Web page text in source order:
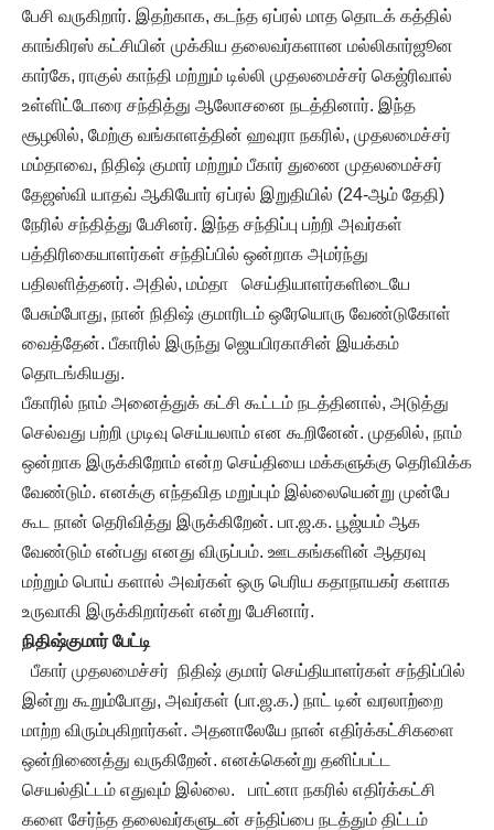
பேசி வருகிறார். இதற்காக, கடந்த ஏப்ரல் மாத தொடக் கத்தில்
காங்கிரஸ் கட்சியின் முக்கிய தலைவர்களான மல்லிகார்ஜூன
கார்கே, ராகுல் காந்தி மற்றும் டில்லி முதலமைச்சர் கெஜ்ரிவால்
உள்ளிட்டோரை சந்தித்து ஆலோசனை நடத்தினார். இந்த
சூழலில், மேற்கு வங்காளத்தின் ஹவுரா நகரில், முதலமைச்சர்
மம்தாவை, நிதிஷ் குமார் மற்றும் பீகார் துணை முதலமைச்சர்
தேஜஸ்வி யாதவ் ஆகியோர் ஏப்ரல் இறுதியில் (24-ஆம் தேதி)
நேரில் சந்தித்து பேசினர். இந்த சந்திப்பு பற்றி அவர்கள்
பத்திரிகையாளர்கள் சந்திப்பில் ஒன்றாக அமர்ந்து
பதிலளித்தனர். அதில், மம்தா செய்தியாளர்களிடையே
பேசும்போது, நான் நிதிஷ் குமாரிடம் ஒரேயொரு வேண்டுகோள்
வைத்தேன். பீகாரில் இருந்து ஜெயபிரகாசின் இயக்கம்
தொடங்கியது.
பீகாரில் நாம் அனைத்துக் கட்சி கூட்டம் நடத்தினால், அடுத்து
செல்வது பற்றி முடிவு செய்யலாம் என கூறினேன். முதலில், நாம்
ஒன்றாக இருக்கிறோம் என்ற செய்தியை மக்களுக்கு தெரிவிக்க
வேண்டும். எனக்கு எந்தவித மறுப்பும் இல்லையென்று முன்பே
கூட நான் தெரிவித்து இருக்கிறேன். பா.ஜ.க. பூஜ்யம் ஆக
வேண்டும் என்பது எனது விருப்பம். ஊடகங்களின் ஆதரவு
மற்றும் பொய் களால் அவர்கள் ஒரு பெரிய கதாநாயகர் களாக
உருவாகி இருக்கிறார்கள் என்று பேசினார்.
நிதிஷ்குமார் பேட்டி
பீகார் முதலமைச்சர் நிதிஷ் குமார் செய்தியாளர்கள் சந்திப்பில்
இன்று கூறும்போது, அவர்கள் (பா.ஜ.க.) நாட் டின் வரலாற்றை
மாற்ற விரும்புகிறார்கள். அதனாலேயே நான் எதிர்க்கட்சிகளை
ஒன்றிணைத்து வருகிறேன். எனக்கென்று தனிப்பட்ட
செயல்திட்டம் எதுவும் இல்லை. பாட்னா நகரில் எதிர்க்கட்சி
களை சேர்ந்த தலைவர்களுடன் சந்திப்பை நடத்தும் திட்டம்